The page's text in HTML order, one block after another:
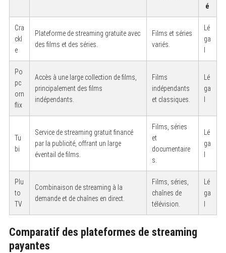
é
Cra
ckl
e
Plateforme de streaming gratuite avec
des films et des séries.
Films et séries
variés.
Lé
ga
Po
pc
orn
flix
Accès à une large collection de films,
principalement des films
indépendants.
Films
indépendants
et classiques.
Lé
ga
Tu
bi
Service de streaming gratuit financé
par la publicité, offrant un large
éventail de films.
Films, séries
et
documentaire
s.
Lé
ga
Plu
to
TV
Combinaison de streaming à la
demande et de chaînes en direct.
Films, séries,
chaînes de
télévision.
Lé
ga
Comparatif des plateformes de streaming
payantes